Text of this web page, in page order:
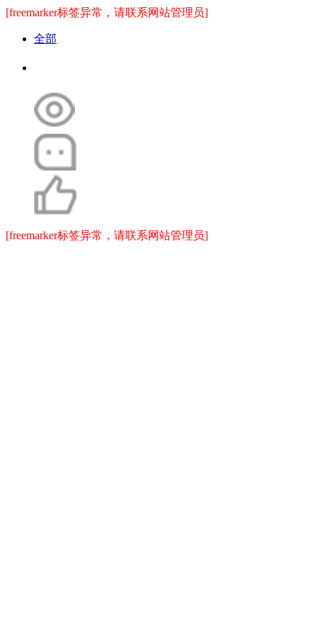
[freemarker标签异常，请联系网站管理员]
全部
[freemarker标签异常，请联系网站管理员]